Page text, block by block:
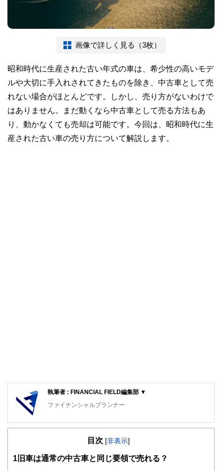
画像で詳しく見る（3枚）
昭和時代に生産された古い年式の車は、希少性の高いモデ
ルや大切に手入れされてきたものを除き、中古車として売
れない場合がほとんどです。しかし、売り方がないわけで
はありません。まだ動くなら中古車として売る方法もあ
り、動かなくても売却は可能です。今回は、昭和時代に生
産された古い車の売り方について解説します。
執筆者 : FINANCIAL FIELD編集部 ▼
ファイナンシャルプランナー
FinancialField編集部は、金融、経済に関する記事を、日々
知識がない方でも理解できるようわかりやすく発信していま
目次 [非表示]
1 旧車は通常の中古車と同じ要領で売れる？